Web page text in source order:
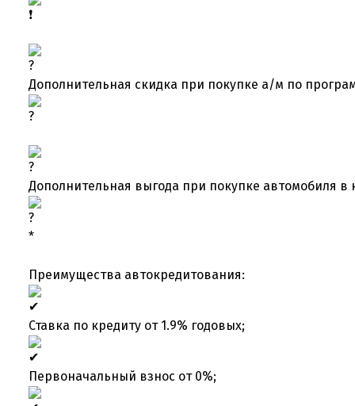
Дополнительная скидка при покупке а/м по
Дополнительная выгода при покупке автомобиля в
*
Преимущества автокредитования:
Ставка по кредиту от 1.9% годовых;
Первоначальный взнос от 0%;